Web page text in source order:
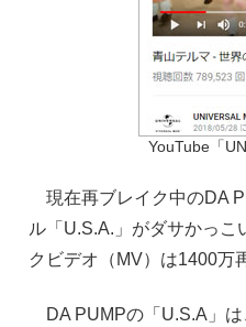
YouTube「
現在再ブレイク中のDA
ル「U.S.A.」がダサかっこ
クビデオ（MV）は1400万
DA PUMPの「U.S.A」は